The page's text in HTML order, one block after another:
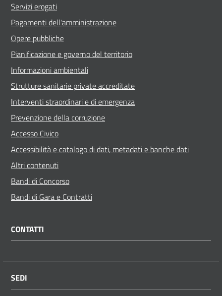
Servizi erogati
Pagamenti dell'amministrazione
Opere pubbliche
Pianificazione e governo del territorio
Informazioni ambientali
Strutture sanitarie private accreditate
Interventi straordinari e di emergenza
Prevenzione della corruzione
Accesso Civico
Accessibilità e catalogo di dati, metadati e banche dati
Altri contenuti
Bandi di Concorso
Bandi di Gara e Contratti
CONTATTI
SEDI